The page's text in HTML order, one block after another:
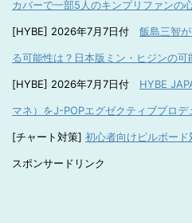
カバーで一部5人のキンプリファンの
[HYBE] 2026年7月7日付 飯島三智
る可能性は？日本版ミン・ヒジンの
[HYBE] 2026年7月7日付 HYBE
マネ）をJ-POPエグゼクティブプロ
[チャート対策] 初心者向けビルボード
スポンサードリンク